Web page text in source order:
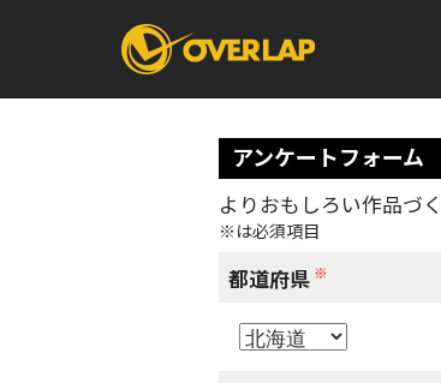
コミック
コミッククリエ
オーバーラップ文庫
アンケートフォーム
よりおもしろい作品づ
※は必須項目
都道府県 ※